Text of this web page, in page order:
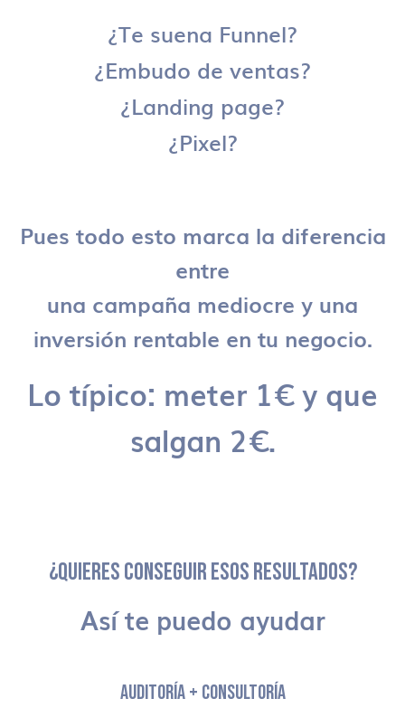
¿Te suena Funnel?
¿Embudo de ventas?
¿Landing page?
¿Pixel?
Pues todo esto marca la diferencia
entre
una campaña mediocre y una
inversión rentable en tu negocio.
Lo típico: meter 1€ y que
salgan 2€.
¿QUIERES CONSEGUIR ESOS RESULTADOS?
Así te puedo ayudar
AUDITORÍA + CONSULTORÍA